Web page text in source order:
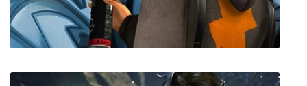
The Binding of Isaac Rebirth